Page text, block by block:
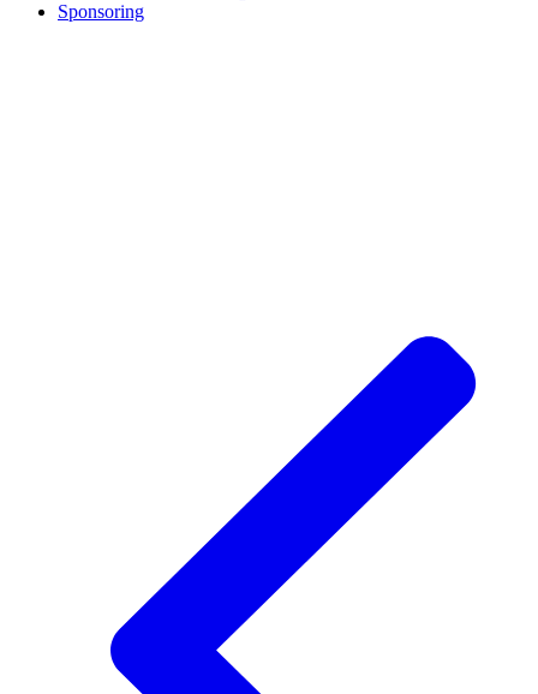
Sponsoring